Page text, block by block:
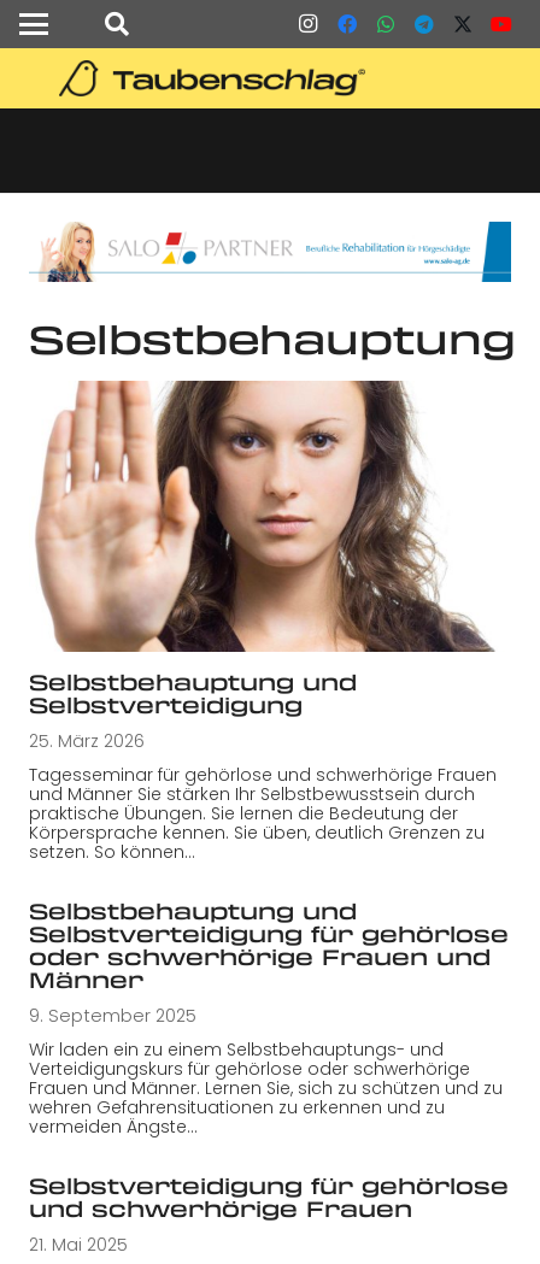
Selbstbehauptung
Selbstbehauptung und
Selbstverteidigung
25. März 2026
Tagesseminar für gehörlose und schwerhörige Frauen
und Männer Sie stärken Ihr Selbstbewusstsein durch
praktische Übungen. Sie lernen die Bedeutung der
Körpersprache kennen. Sie üben, deutlich Grenzen zu
setzen. So können…
Selbstbehauptung und
Selbstverteidigung für gehörlose
oder schwerhörige Frauen und
Männer
9. September 2025
Wir laden ein zu einem Selbstbehauptungs- und
Verteidigungskurs für gehörlose oder schwerhörige
Frauen und Männer. Lernen Sie, sich zu schützen und zu
wehren Gefahrensituationen zu erkennen und zu
vermeiden Ängste…
Selbstverteidigung für gehörlose
und schwerhörige Frauen
21. Mai 2025